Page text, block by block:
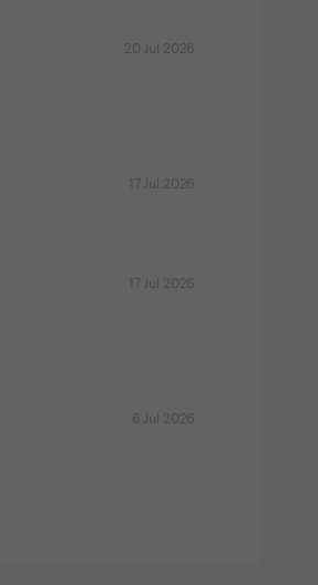
20 Jul 2026
17 Jul 2026
17 Jul 2026
6 Jul 2026